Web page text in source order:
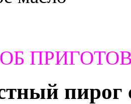
пирог